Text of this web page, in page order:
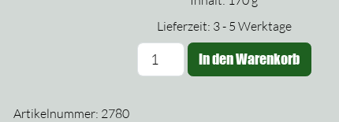
Lieferzeit: 3 - 5 Werktage
Chorizo-
Salami
In den Warenkorb
Artikelnummer: 2780